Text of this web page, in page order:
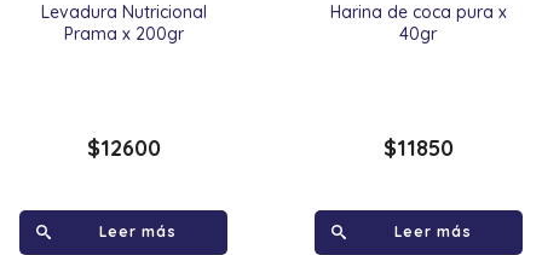
Levadura Nutricional
Prama x 200gr
$12600
Leer más
Harina de coca pura x
40gr
$11850
Leer más